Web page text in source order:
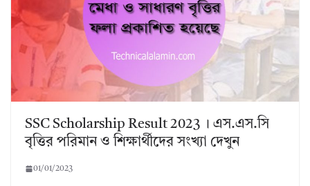
SSC Scholarship Result 2023 । এস.এস.সি
বৃত্তির পরিমান ও শিক্ষার্থীদের সংখ্যা দেখুন
01/01/2023